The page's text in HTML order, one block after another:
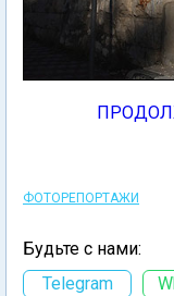
ФОТОРЕПОРТАЖИ
Будьте с нами:
Telegram